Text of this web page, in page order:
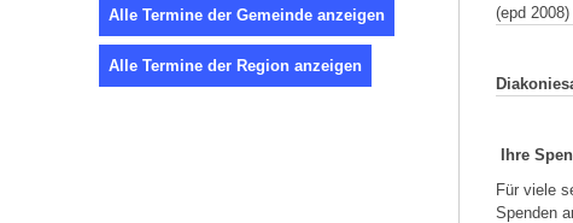
Alle Termine der Gemeinde anzeigen
Alle Termine der Region anzeigen
(epd 2008)
Ihre
Für viele
Spenden